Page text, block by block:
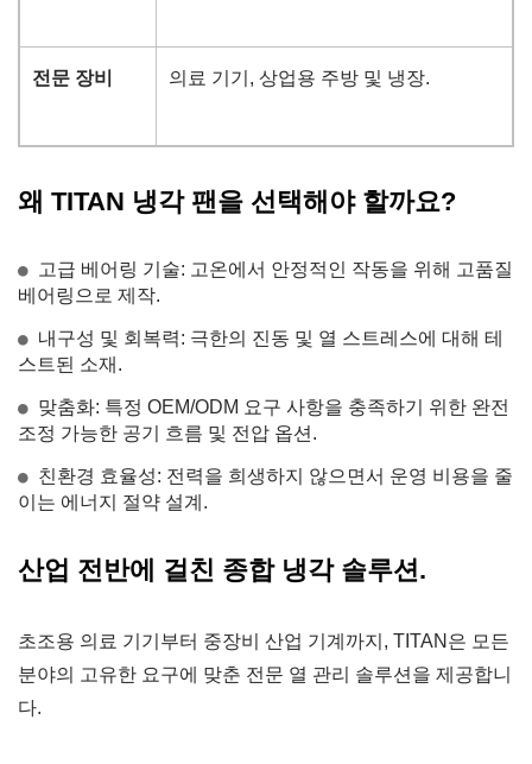
전문 장비 의료 기기, 상업용 주방 및 냉장.
왜 TITAN 냉각 팬을 선택해야 할까요?
고급 베어링 기술: 고온에서 안정적인 작동을 위해 고품질
베어링으로 제작.
내구성 및 회복력: 극한의 진동 및 열 스트레스에 대해 테
스트된 소재.
맞춤화: 특정 OEM/ODM 요구 사항을 충족하기 위한 완전
조정 가능한 공기 흐름 및 전압 옵션.
친환경 효율성: 전력을 희생하지 않으면서 운영 비용을 줄
이는 에너지 절약 설계.
산업 전반에 걸친 종합 냉각 솔루션.
초조용 의료 기기부터 중장비 산업 기계까지, TITAN은 모든
분야의 고유한 요구에 맞춘 전문 열 관리 솔루션을 제공합니
다.